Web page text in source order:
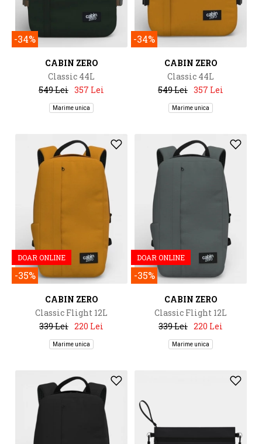
-34%
CABIN ZERO
Classic 44L
549 Lei 357 Lei
Marime unica
-34%
CABIN ZERO
Classic 44L
549 Lei 357 Lei
Marime unica
DOAR ONLINE
-35%
CABIN ZERO
Classic Flight 12L
339 Lei 220 Lei
Marime unica
DOAR ONLINE
-35%
CABIN ZERO
Classic Flight 12L
339 Lei 220 Lei
Marime unica